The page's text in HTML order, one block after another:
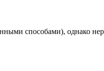
способами), однако